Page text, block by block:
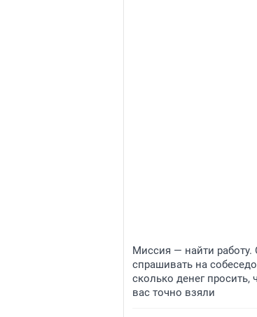
Миссия — найти работу.
спрашивать на
сколько денег просить,
вас точно взяли